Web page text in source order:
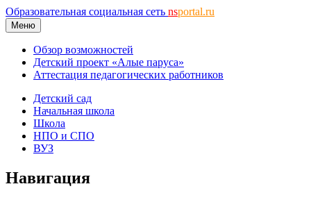
Образовательная социальная сеть nsportal.ru
Меню
Обзор возможностей
Детский проект «Алые паруса»
Аттестация педагогических работников
Детский сад
Начальная школа
Школа
НПО и СПО
ВУЗ
Навигация